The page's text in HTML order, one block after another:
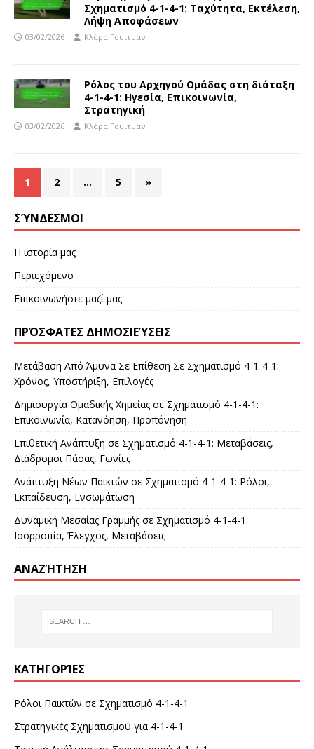
Σχηματισμό 4-1-4-1: Ταχύτητα, Εκτέλεση,
Λήψη Αποφάσεων
03/02/2026 Κλάρα Γουίτμαν
Ρόλος του Αρχηγού Ομάδας στη διάταξη
4-1-4-1: Ηγεσία, Επικοινωνία,
Στρατηγική
03/02/2026 Κλάρα Γουίτμαν
1 2 … 5 »
ΣΎΝΔΕΣΜΟΙ
Η ιστορία μας
Περιεχόμενο
Επικοινωνήστε μαζί μας
ΠΡΌΣΦΑΤΕΣ ΔΗΜΟΣΙΕΎΣΕΙΣ
Μετάβαση Από Άμυνα Σε Επίθεση Σε Σχηματισμό 4-1-4-1:
Χρόνος, Υποστήριξη, Επιλογές
Δημιουργία Ομαδικής Χημείας σε Σχηματισμό 4-1-4-1:
Επικοινωνία, Κατανόηση, Προπόνηση
Επιθετική Ανάπτυξη σε Σχηματισμό 4-1-4-1: Μεταβάσεις,
Διάδρομοι Πάσας, Γωνίες
Ανάπτυξη Νέων Παικτών σε Σχηματισμό 4-1-4-1: Ρόλοι,
Εκπαίδευση, Ενσωμάτωση
Δυναμική Μεσαίας Γραμμής σε Σχηματισμό 4-1-4-1:
Ισορροπία, Έλεγχος, Μεταβάσεις
ΑΝΑΖΉΤΗΣΗ
ΚΑΤΗΓΟΡΊΕΣ
Ρόλοι Παικτών σε Σχηματισμό 4-1-4-1
Στρατηγικές Σχηματισμού για 4-1-4-1